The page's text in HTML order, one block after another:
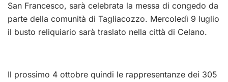
San Francesco, sarà celebrata la messa di congedo da
parte della comunità di Tagliacozzo. Mercoledì 9 luglio
il busto reliquiario sarà traslato nella città di Celano.
Il prossimo 4 ottobre quindi le rappresentanze dei 305